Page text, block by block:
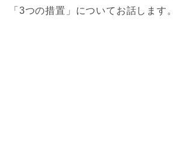
「3つの措置」についてお話します。